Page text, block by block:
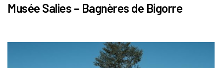
Musée Salies – Bagnères de Bigorre